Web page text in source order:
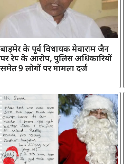
बाड़मेर के पूर्व विधायक मेवाराम जैन
पर रेप के आरोप, पुलिस अधिकारियों
समेत 9 लोगों पर मामला दर्ज